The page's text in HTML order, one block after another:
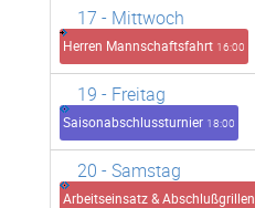
17 - Mittwoch
Herren Mannschaftsfahrt 16:00
19 - Freitag
Saisonabschlussturnier 18:00
20 - Samstag
Arbeitseinsatz & Abschlußgrillen